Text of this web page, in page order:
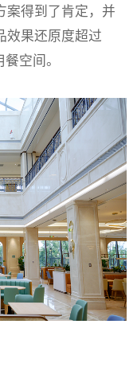
案得到了肯定，并
效果还原度超过
空间。